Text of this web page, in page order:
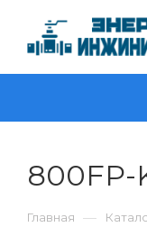
800FP-
Главная —